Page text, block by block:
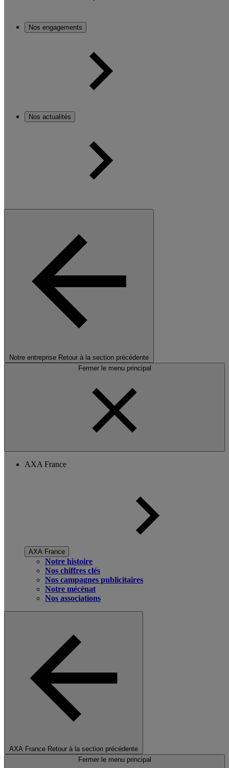
Nos engagements
Nos actualités
Notre entreprise Retour à la section précédente
Fermer le menu principal
AXA France
AXA France
Notre histoire
Nos chiffres clés
Nos campagnes publicitaires
Notre mécénat
Nos associations
AXA France Retour à la section précédente
Fermer le menu principal